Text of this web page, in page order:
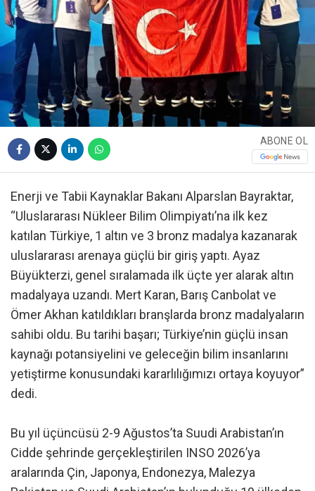
ABONE OL
Enerji ve Tabii Kaynaklar Bakanı Alparslan Bayraktar,
“Uluslararası Nükleer Bilim Olimpiyatı’na ilk kez
katılan Türkiye, 1 altın ve 3 bronz madalya kazanarak
uluslararası arenaya güçlü bir giriş yaptı. Ayaz
Büyükterzi, genel sıralamada ilk üçte yer alarak altın
madalyaya uzandı. Mert Karan, Barış Canbolat ve
Ömer Akhan katıldıkları branşlarda bronz madalyaların
sahibi oldu. Bu tarihi başarı; Türkiye’nin güçlü insan
kaynağı potansiyelini ve geleceğin bilim insanlarını
yetiştirme konusundaki kararlılığımızı ortaya koyuyor”
dedi.
Bu yıl üçüncüsü 2-9 Ağustos’ta Suudi Arabistan’ın
Cidde şehrinde gerçekleştirilen INSO 2026’ya
aralarında Çin, Japonya, Endonezya, Malezya